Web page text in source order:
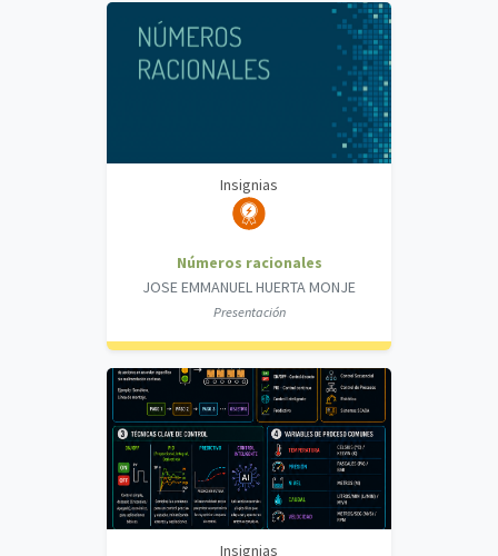
Insignias
Números racionales
JOSE EMMANUEL HUERTA MONJE
Presentación
Insignias